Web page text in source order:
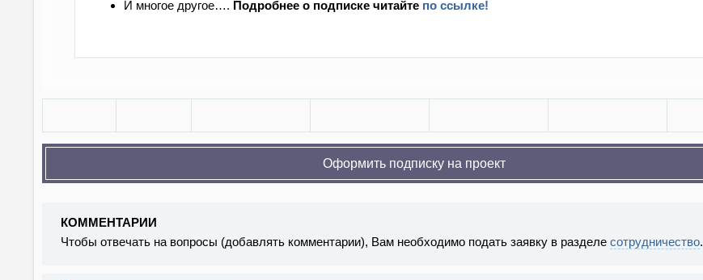
И многое другое…. Подробнее о подписке читайте по ссылке!
Оформить подписку на проект
КОММЕНТАРИИ
Чтобы отвечать на вопросы (добавлять комментарии), Вам необходимо подать заявку в разделе сотрудничество.